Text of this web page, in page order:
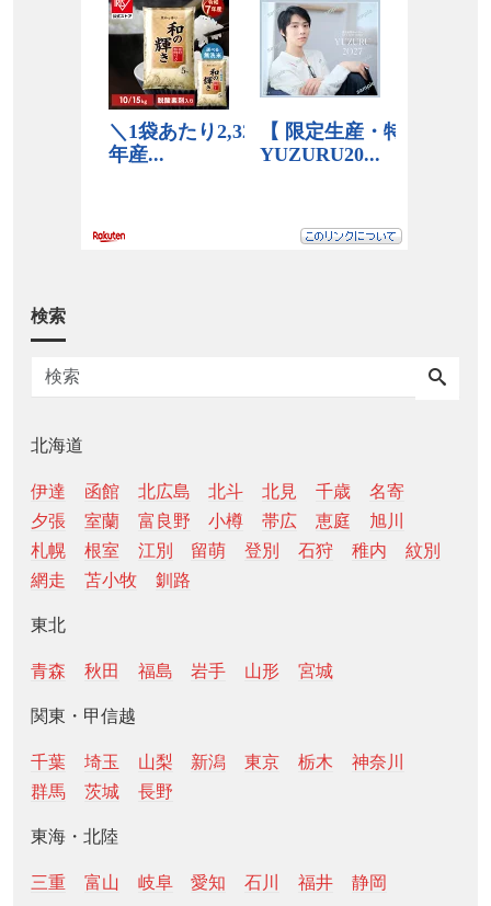
検索
北海道
伊達 函館 北広島 北斗 北見 千歳
名寄
夕張
室蘭 富良野 小樽 帯広 恵庭
旭川
札幌
根室 江別 留萌 登別 石狩 稚内
紋別
網走
苫小牧 釧路
東北
青森 秋田 福島 岩手 山形 宮城
関東・甲信越
千葉 埼玉 山梨 新潟 東京 栃木
神奈川
群馬
茨城 長野
東海・北陸
三重 富山 岐阜 愛知 石川 福井 静岡